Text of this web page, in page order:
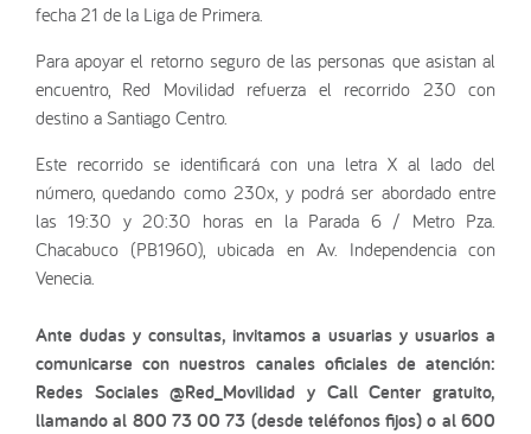
fecha 21 de la Liga de Primera.
Para apoyar el retorno seguro de las personas que asistan al
encuentro, Red Movilidad refuerza el recorrido 230 con
destino a Santiago Centro.
Este recorrido se identificará con una letra X al lado del
número, quedando como 230x, y podrá ser abordado entre
las 19:30 y 20:30 horas en la Parada 6 / Metro Pza.
Chacabuco (PB1960), ubicada en Av. Independencia con
Venecia.
Ante dudas y consultas, invitamos a usuarias y usuarios a
comunicarse con nuestros canales oficiales de atención:
Redes Sociales @Red_Movilidad y Call Center gratuito,
llamando al 800 73 00 73 (desde teléfonos fijos) o al 600